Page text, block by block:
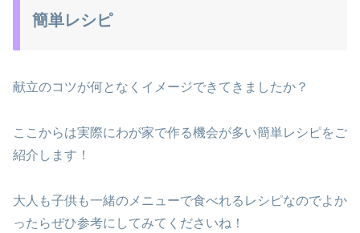
簡単レシピ
献立のコツが何となくイメージできてきましたか？
ここからは実際にわが家で作る機会が多い簡単レシピをご
紹介します！
大人も子供も一緒のメニューで食べれるレシピなのでよか
ったらぜひ参考にしてみてくださいね！